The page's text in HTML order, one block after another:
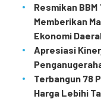
Resmikan BBM
Memberikan
Ekonomi
Apresiasi
Terbangun 78
Harga Lebihi